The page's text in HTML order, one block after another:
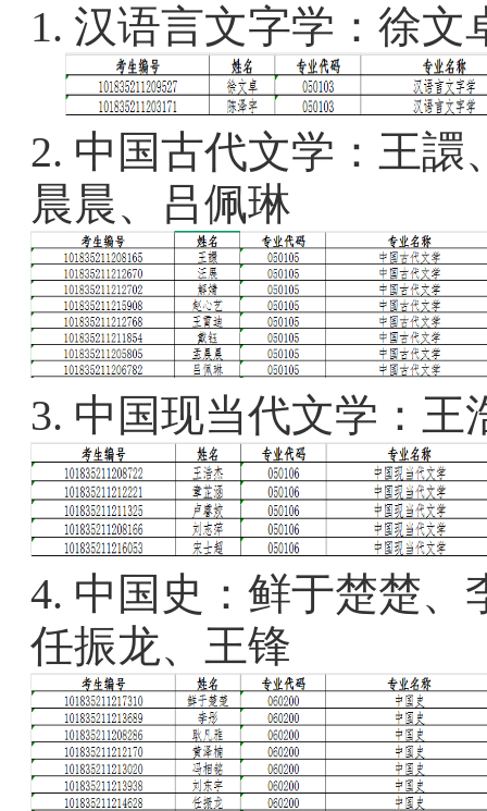
1. 汉语言文字学 ： 徐文
2. 中国古代文学 ：王譞
晨晨、吕佩琳
3. 中国现当代文学：王
4. 中国史：鲜于楚楚、
任振龙、王锋